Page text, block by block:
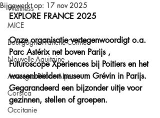
Wellness
MICE
Bourgogne-Franche-Comté
Nouvelle-Aquitaine
Auvergne-Rhône-Alpes
Corsica
Occitanie
Bijgewerkt op: 17 nov 2025
EXPLORE FRANCE 2025
Onze organisatie vertegenwoordigt o.a.
Parc Astérix net boven Parijs ,
Futuroscope Xperiences bij Poitiers en het
wassenbeelden museum Grévin in Parijs.
Gegarandeerd een bijzonder uitje voor
gezinnen, stellen of groepen.